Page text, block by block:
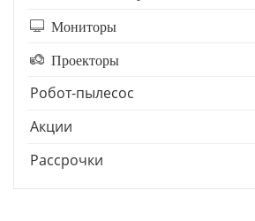
Мониторы
Проекторы
Робот-пылесос
Акции
Рассрочки